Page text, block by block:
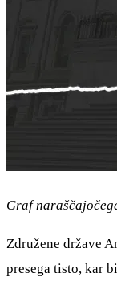
Graf
Združene države
presega tisto, kar